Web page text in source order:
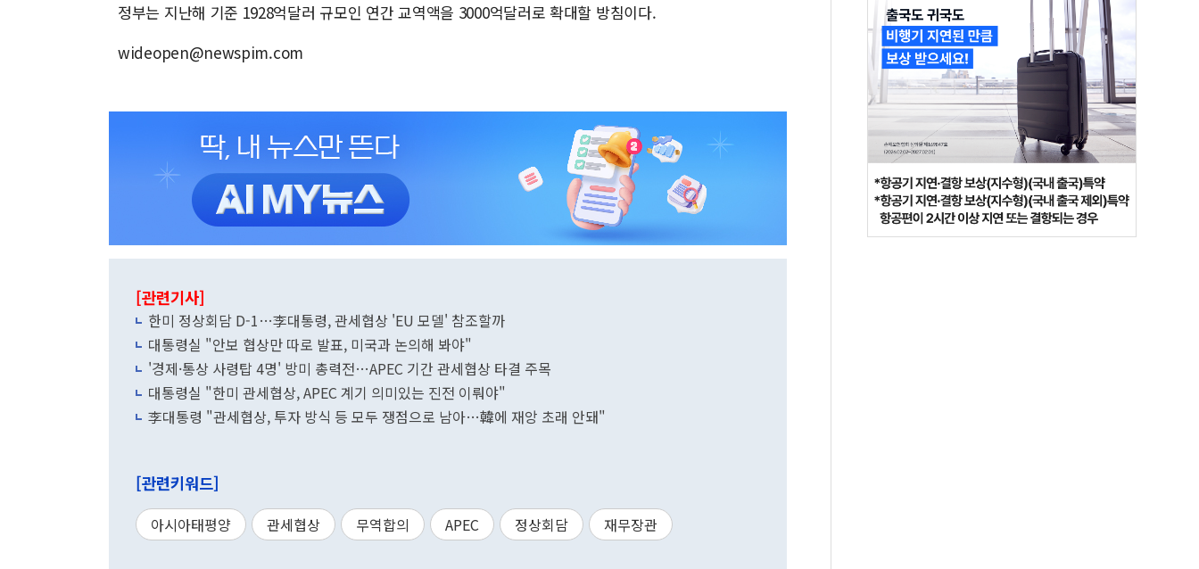
정부는 지난해 기준 1928억달러 규모인 연간 교역액을 3000억달러로 확대할 방침이다.
wideopen@newspim.com
[관련기사]
한미 정상회담 D-1…李대통령, 관세협상 'EU 모델' 참조할까
대통령실 "안보 협상만 따로 발표, 미국과 논의해 봐야"
'경제·통상 사령탑 4명' 방미 총력전…APEC 기간 관세협상 타결 주목
대통령실 "한미 관세협상, APEC 계기 의미있는 진전 이뤄야"
李대통령 "관세협상, 투자 방식 등 모두 쟁점으로 남아…韓에 재앙 초래 안돼"
[관련키워드]
아시아태평양 관세협상 무역합의 APEC 정상회담 재무장관